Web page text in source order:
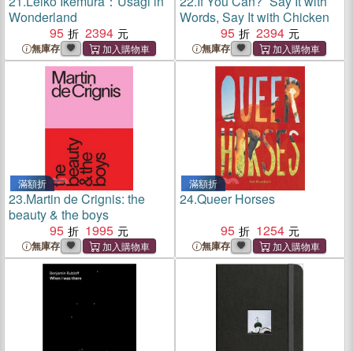
Wonderland
95
2394
無庫存
Words, Say It with Chicken
95
2394
無庫存
滿額折
23.Martin de Crignis: the
beauty & the boys
95
1995
無庫存
滿額折
24.Queer Horses
95
1254
無庫存